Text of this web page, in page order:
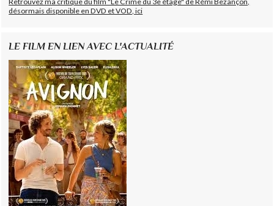
désormais disponible en DVD et VOD, ici
LE FILM EN LIEN AVEC L'ACTUALITÉ